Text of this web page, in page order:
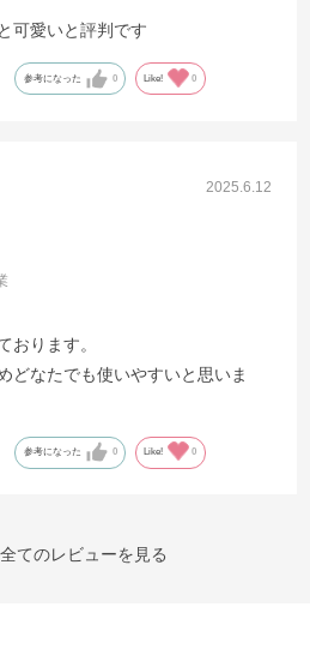
可愛いと評判です
参考になった 0 Like! 0
2025.6.12
おります。
どなたでも使いやすいと思いま
参考になった 0 Like! 0
てのレビューを見る